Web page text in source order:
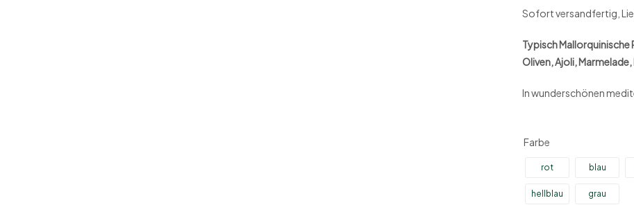
Sofort versandfertig,
Typisch Mallorquinische
Oliven, Ajoli,
In wunderschönen
Farbe
rot blau
hellblau grau